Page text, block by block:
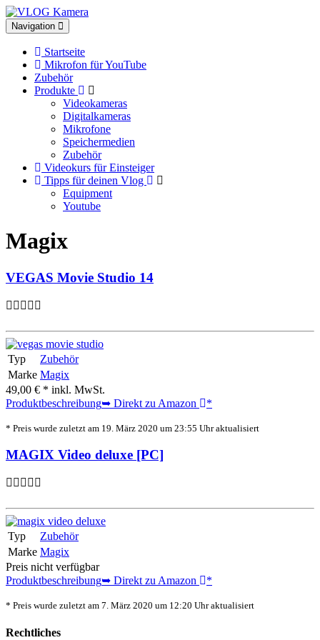
Toggle
navigation
Navigation
Startseite
Mikrofon für YouTube
Zubehör
Produkte
Videokameras
Digitalkameras
Mikrofone
Speichermedien
Zubehör
Videokurs für Einsteiger
Tipps für deinen Vlog
Equipment
Youtube
Magix
VEGAS Movie Studio 14
Typ
Zubehör
Marke Magix
49,00 € * inkl. MwSt.
Produktbeschreibung➥ Direkt zu Amazon *
* Preis wurde zuletzt am 19. März 2020 um 23:55 Uhr aktualisiert
MAGIX Video deluxe [PC]
Typ
Zubehör
Marke Magix
Preis nicht verfügbar
Produktbeschreibung➥ Direkt zu Amazon *
* Preis wurde zuletzt am 7. März 2020 um 12:20 Uhr aktualisiert
Rechtliches